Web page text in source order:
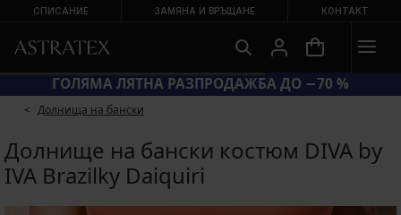
СПИСАНИЕ ЗАМЯНА И ВРЪЩАНЕ КОНТАКТ
ГОЛЯМА ЛЯТНА РАЗПРОДАЖБА ДО −70 %
Долнища на бански
Долнище на бански костюм DIVA by
IVA Brazilky Daiquiri